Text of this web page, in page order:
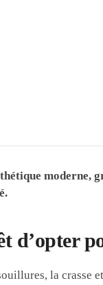
moderne,
d’opter
la crasse